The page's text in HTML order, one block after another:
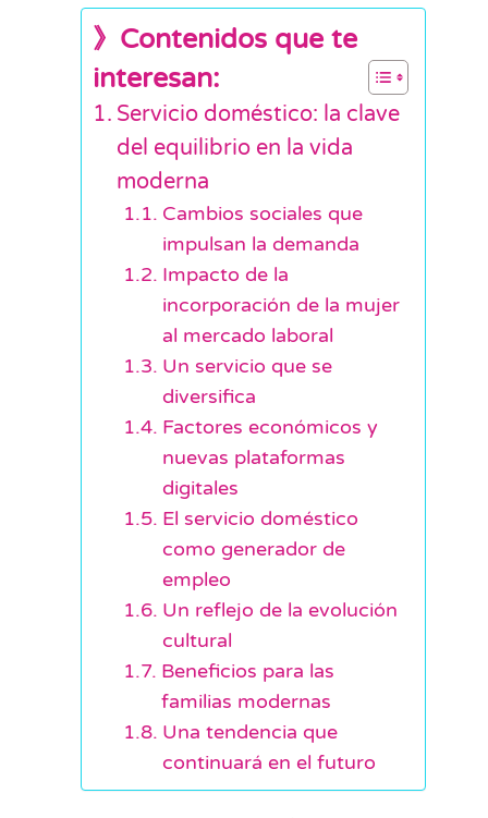
》Contenidos que te
interesan:
Servicio doméstico: la clave
del equilibrio en la vida
moderna
Cambios sociales que
impulsan la demanda
Impacto de la
incorporación de la mujer
al mercado laboral
Un servicio que se
diversifica
Factores económicos y
nuevas plataformas
digitales
El servicio doméstico
como generador de
empleo
Un reflejo de la evolución
cultural
Beneficios para las
familias modernas
Una tendencia que
continuará en el futuro